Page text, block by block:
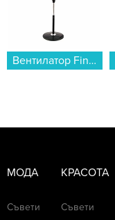
Вентилатор Finlux FSF-1645...
МОДА
Съвети
КРАСОТА
Съвети